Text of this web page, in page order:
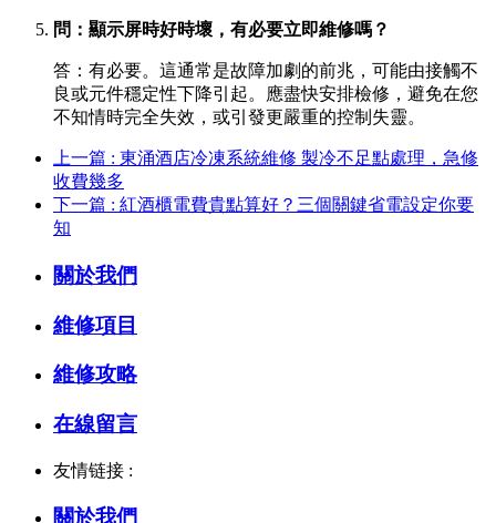
問：顯示屏時好時壞，有必要立即維修嗎？
答：有必要。這通常是故障加劇的前兆，可能由接觸不
良或元件穩定性下降引起。應盡快安排檢修，避免在您
不知情時完全失效，或引發更嚴重的控制失靈。
上一篇 : 東涌酒店冷凍系統維修 製冷不足點處理，急修
收費幾多
下一篇 : 紅酒櫃電費貴點算好？三個關鍵省電設定你要
知
關於我們
維修項目
維修攻略
在線留言
友情链接 :
關於我們